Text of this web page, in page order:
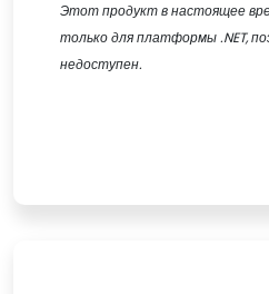
Этот продукт в настоящее
только для платформы .NET,
недоступен.